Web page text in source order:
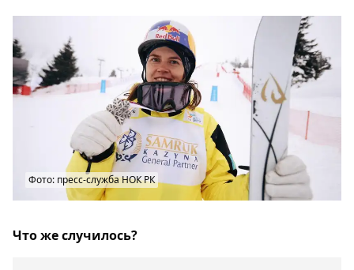
Фото: пресс-служба НОК РК
Что же случилось?